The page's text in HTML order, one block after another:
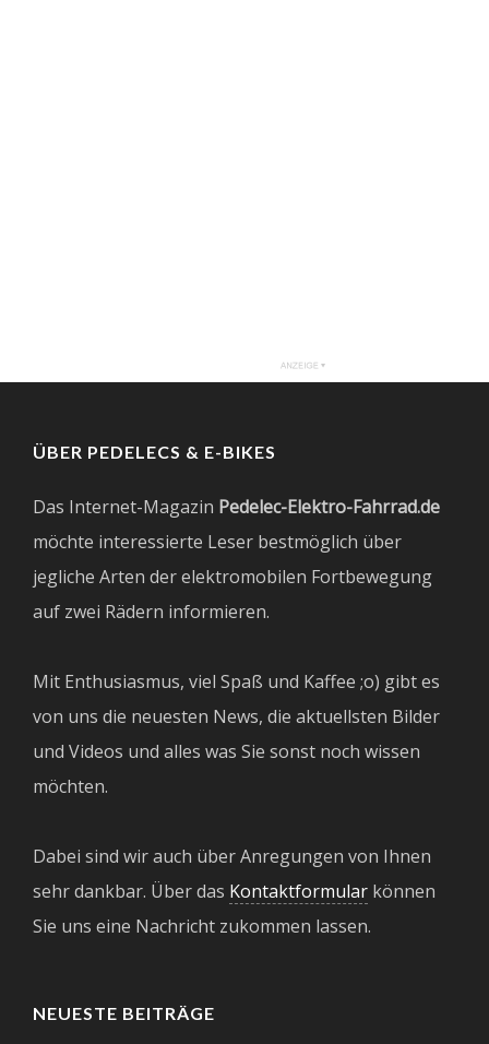
ÜBER PEDELECS & E-BIKES
Das Internet-Magazin Pedelec-Elektro-Fahrrad.de
möchte interessierte Leser bestmöglich über
jegliche Arten der elektromobilen Fortbewegung
auf zwei Rädern informieren.
Mit Enthusiasmus, viel Spaß und Kaffee ;o) gibt es
von uns die neuesten News, die aktuellsten Bilder
und Videos und alles was Sie sonst noch wissen
möchten.
Dabei sind wir auch über Anregungen von Ihnen
sehr dankbar. Über das Kontaktformular können
Sie uns eine Nachricht zukommen lassen.
NEUESTE BEITRÄGE